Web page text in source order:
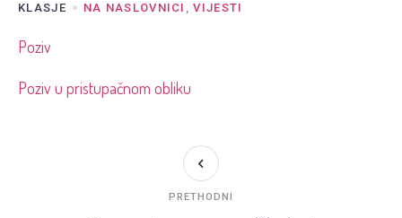
KLASJE NA NASLOVNICI ,VIJESTI
Poziv
Poziv u pristupačnom obliku
PRETHODNI